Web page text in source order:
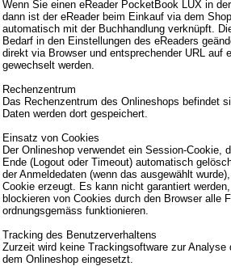
Wenn Sie einen eReader PocketBook LUX in
dann ist der eReader beim Einkauf via dem
automatisch mit der Buchhandlung verknüpft.
Bedarf in den Einstellungen des eReaders
direkt via Browser und entsprechender URL auf
gewechselt werden.
Rechenzentrum
Das Rechenzentrum des Onlineshops befindet
Daten werden dort gespeichert.
Einsatz von Cookies
Der Onlineshop verwendet ein Session-Cookie,
Ende (Logout oder Timeout) automatisch
der Anmeldedaten (wenn das ausgewählt
Cookie erzeugt. Es kann nicht garantiert
blockieren von Cookies durch den Browser alle
ordnungsgemäss funktionieren.
Tracking des Benutzerverhaltens
Zurzeit wird keine Trackingsoftware zur
dem Onlineshop eingesetzt.